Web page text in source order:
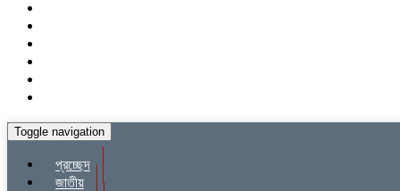
Toggle navigation
প্রচ্ছেদ
জাতীয়